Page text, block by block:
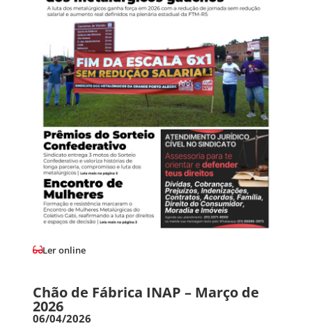
Ler online
Chão de Fábrica INAP – Março de
2026
06/04/2026